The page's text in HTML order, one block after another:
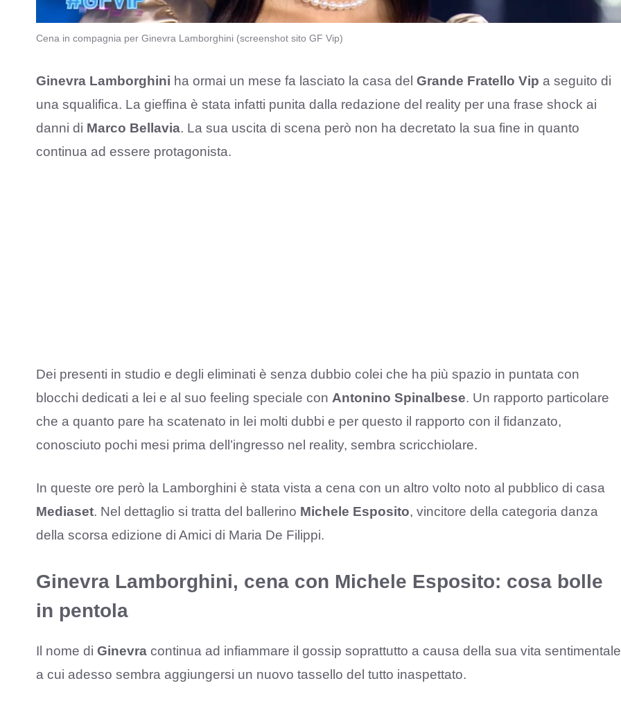
Cena in compagnia per Ginevra Lamborghini (screenshot sito GF Vip)
Ginevra Lamborghini ha ormai un mese fa lasciato la casa del Grande Fratello Vip a seguito di
una squalifica. La gieffina è stata infatti punita dalla redazione del reality per una frase shock ai
danni di Marco Bellavia. La sua uscita di scena però non ha decretato la sua fine in quanto
continua ad essere protagonista.
Dei presenti in studio e degli eliminati è senza dubbio colei che ha più spazio in puntata con
blocchi dedicati a lei e al suo feeling speciale con Antonino Spinalbese. Un rapporto particolare
che a quanto pare ha scatenato in lei molti dubbi e per questo il rapporto con il fidanzato,
conosciuto pochi mesi prima dell’ingresso nel reality, sembra scricchiolare.
In queste ore però la Lamborghini è stata vista a cena con un altro volto noto al pubblico di casa
Mediaset. Nel dettaglio si tratta del ballerino Michele Esposito, vincitore della categoria danza
della scorsa edizione di Amici di Maria De Filippi.
Ginevra Lamborghini, cena con Michele Esposito: cosa bolle
in pentola
Il nome di Ginevra continua ad infiammare il gossip soprattutto a causa della sua vita sentimentale
a cui adesso sembra aggiungersi un nuovo tassello del tutto inaspettato.